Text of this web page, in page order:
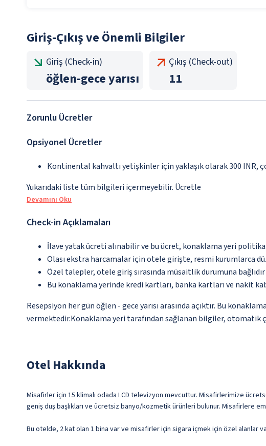
Giriş-Çıkış ve Önemli Bilgiler
Giriş (Check-in)
öğlen-gece yarısı
Çıkış (Check-out)
11
Zorunlu Ücretler
Opsiyonel Ücretler
Kontinental kahvaltı yetişkinler için yaklaşık olarak 300 INR,
Yukarıdaki liste tüm bilgileri içermeyebilir. Ücretle
Devamını Oku
Check-in Açıklamaları
İlave yatak ücreti alınabilir ve bu ücret, konaklama yeri
Olası ekstra harcamalar için otele girişte, resmi kurumlarca
Özel talepler, otele giriş sırasında müsaitlik durumuna
Bu konaklama yerinde kredi kartları, banka kartları ve nakit
Resepsiyon her gün öğlen - gece yarısı arasında açıktır. Bu
vermektedir.Konaklama yeri tarafından sağlanan bilgiler, otomatik
Otel Hakkında
Misafirler için 15 klimalı odada LCD televizyon mevcuttur. Misafirlerimize
geniş duş başlıkları ve ücretsiz banyo/kozmetik ürünleri bulunur. Misafirlere
Bu otelde, 2 kat olan 1 bina var ve misafirler için sigara içmek için özel alanlar